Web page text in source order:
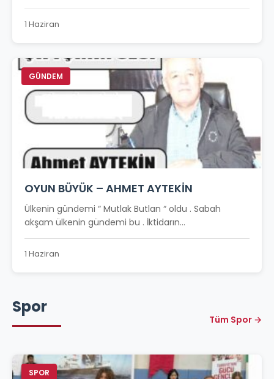
1 Haziran
GÜNDEM
OYUN BÜYÜK – AHMET AYTEKİN
Ülkenin gündemi “ Mutlak Butlan “ oldu . Sabah
akşam ülkenin gündemi bu . İktidarın...
1 Haziran
Spor
Tüm Spor →
SPOR